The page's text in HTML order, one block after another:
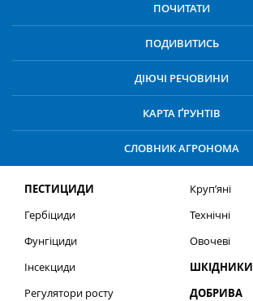
ПОЧИТАТИ
ПОДИВИТИСЬ
ДІЮЧІ РЕЧОВИНИ
КАРТА ҐРУНТІВ
СЛОВНИК АГРОНОМА
ПЕСТИЦИДИ
Гербіциди
Фунгіциди
Інсекциди
Регулятори росту
Круп’яні
Технічні
Овочеві
ШКІДНИКИ
ДОБРИВА